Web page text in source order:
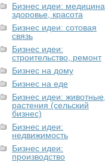
Бизнес идеи: медицина,
здоровье, красота
Бизнес идеи: сотовая
связь
Бизнес идеи:
строительство, ремонт
Бизнес на дому
Бизнес на еде
Бизнес идеи: животные,
растения (сельский
бизнес)
Бизнес идеи:
недвижимость
Бизнес идеи:
производство